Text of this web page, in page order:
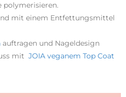
polymerisieren.
mit einem Entfettungsmittel
auftragen und Nageldesign
mit JOIA veganem Top Coat